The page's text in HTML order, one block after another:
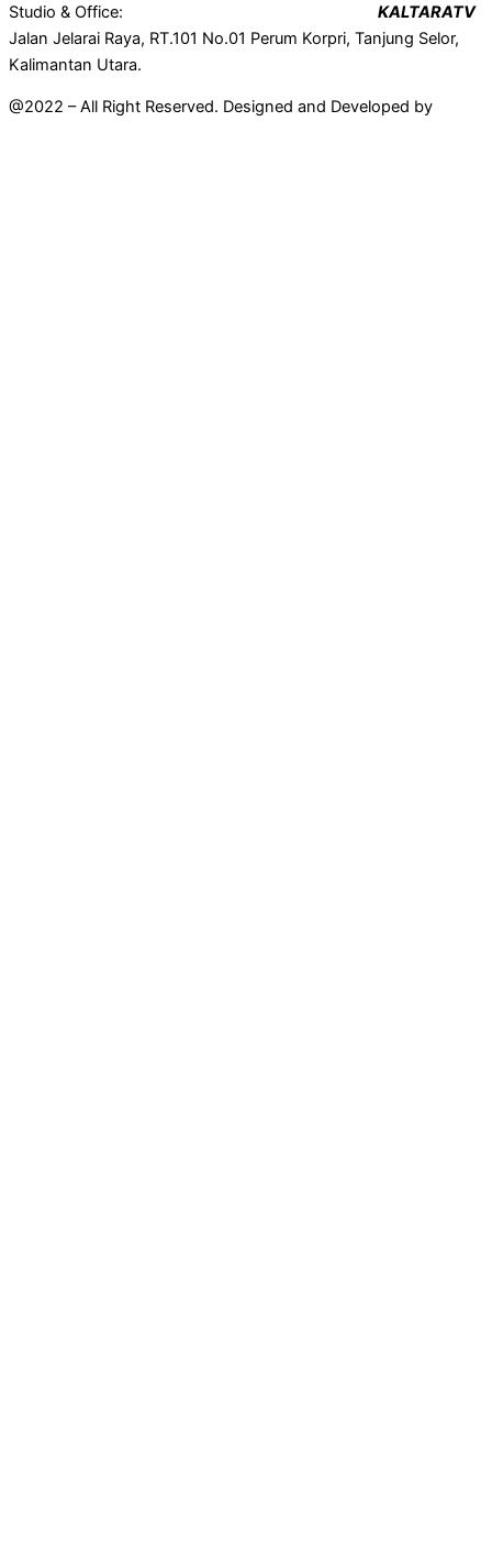
Studio & Office: KALTARATV
Jalan Jelarai Raya, RT.101 No.01 Perum Korpri, Tanjung Selor,
Kalimantan Utara.
@2022 – All Right Reserved. Designed and Developed by